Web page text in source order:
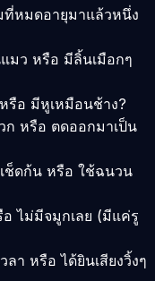
หมดอายุมาแล้วหนึ่ง
มว หรือ มีลิ้นเมือกๆ
รือ มีหูเหมือนช้าง?
ก หรือ ตดออกมาเป็น
ช็ดก้น หรือ ใช้ฉนวน
ไม่มีจมูกเลย (มีแค่รู
า หรือ ได้ยินเสียงวิ้งๆ